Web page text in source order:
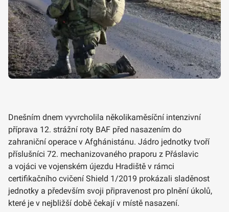
Dnešním dnem vyvrcholila několikaměsíční intenzivní
příprava 12. strážní roty BAF před nasazením do
zahraniční operace v Afghánistánu. Jádro jednotky tvoří
příslušníci 72. mechanizovaného praporu z Přáslavic
a vojáci ve vojenském újezdu Hradiště v rámci
certifikačního cvičení Shield 1/2019 prokázali sladěnost
jednotky a především svoji připravenost pro plnění úkolů,
které je v nejbližší době čekají v místě nasazení.